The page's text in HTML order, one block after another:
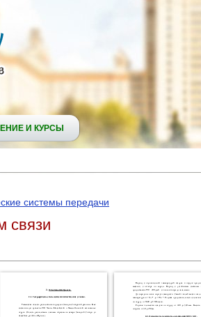
И КУРСЫ
системы передачи
связи